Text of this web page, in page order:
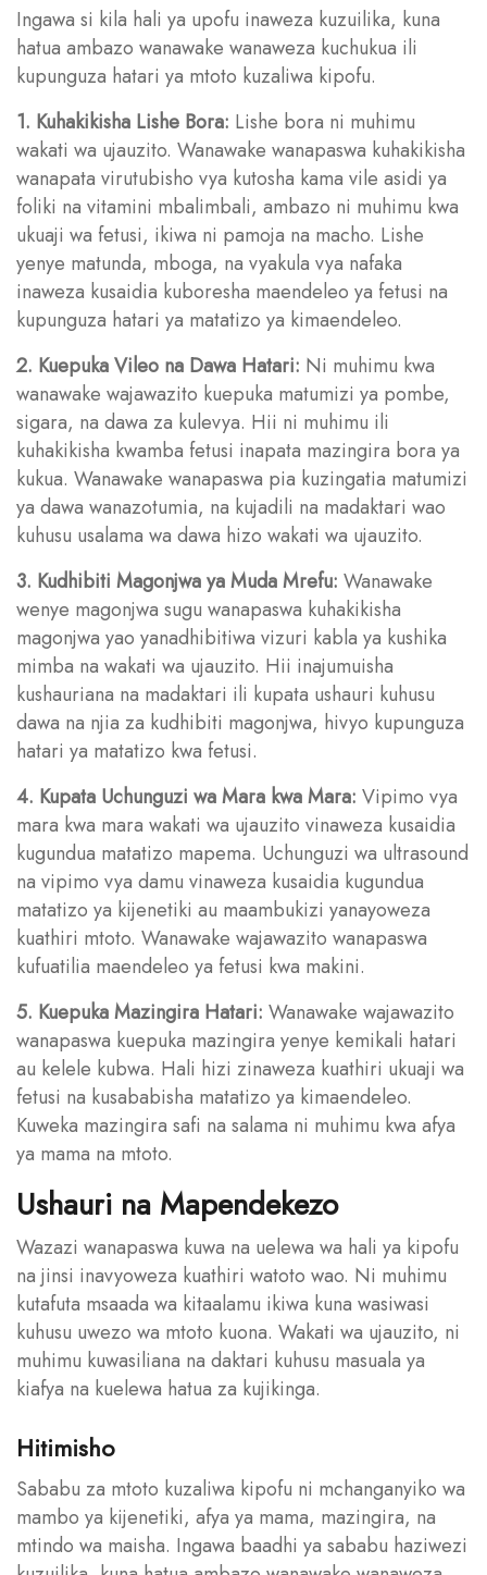
Ingawa si kila hali ya upofu inaweza kuzuilika, kuna
hatua ambazo wanawake wanaweza kuchukua ili
kupunguza hatari ya mtoto kuzaliwa kipofu.
1. Kuhakikisha Lishe Bora: Lishe bora ni muhimu
wakati wa ujauzito. Wanawake wanapaswa kuhakikisha
wanapata virutubisho vya kutosha kama vile asidi ya
foliki na vitamini mbalimbali, ambazo ni muhimu kwa
ukuaji wa fetusi, ikiwa ni pamoja na macho. Lishe
yenye matunda, mboga, na vyakula vya nafaka
inaweza kusaidia kuboresha maendeleo ya fetusi na
kupunguza hatari ya matatizo ya kimaendeleo.
2. Kuepuka Vileo na Dawa Hatari: Ni muhimu kwa
wanawake wajawazito kuepuka matumizi ya pombe,
sigara, na dawa za kulevya. Hii ni muhimu ili
kuhakikisha kwamba fetusi inapata mazingira bora ya
kukua. Wanawake wanapaswa pia kuzingatia matumizi
ya dawa wanazotumia, na kujadili na madaktari wao
kuhusu usalama wa dawa hizo wakati wa ujauzito.
3. Kudhibiti Magonjwa ya Muda Mrefu: Wanawake
wenye magonjwa sugu wanapaswa kuhakikisha
magonjwa yao yanadhibitiwa vizuri kabla ya kushika
mimba na wakati wa ujauzito. Hii inajumuisha
kushauriana na madaktari ili kupata ushauri kuhusu
dawa na njia za kudhibiti magonjwa, hivyo kupunguza
hatari ya matatizo kwa fetusi.
4. Kupata Uchunguzi wa Mara kwa Mara: Vipimo vya
mara kwa mara wakati wa ujauzito vinaweza kusaidia
kugundua matatizo mapema. Uchunguzi wa ultrasound
na vipimo vya damu vinaweza kusaidia kugundua
matatizo ya kijenetiki au maambukizi yanayoweza
kuathiri mtoto. Wanawake wajawazito wanapaswa
kufuatilia maendeleo ya fetusi kwa makini.
5. Kuepuka Mazingira Hatari: Wanawake wajawazito
wanapaswa kuepuka mazingira yenye kemikali hatari
au kelele kubwa. Hali hizi zinaweza kuathiri ukuaji wa
fetusi na kusababisha matatizo ya kimaendeleo.
Kuweka mazingira safi na salama ni muhimu kwa afya
ya mama na mtoto.
Ushauri na Mapendekezo
Wazazi wanapaswa kuwa na uelewa wa hali ya kipofu
na jinsi inavyoweza kuathiri watoto wao. Ni muhimu
kutafuta msaada wa kitaalamu ikiwa kuna wasiwasi
kuhusu uwezo wa mtoto kuona. Wakati wa ujauzito, ni
muhimu kuwasiliana na daktari kuhusu masuala ya
kiafya na kuelewa hatua za kujikinga.
Hitimisho
Sababu za mtoto kuzaliwa kipofu ni mchanganyiko wa
mambo ya kijenetiki, afya ya mama, mazingira, na
mtindo wa maisha. Ingawa baadhi ya sababu haziwezi